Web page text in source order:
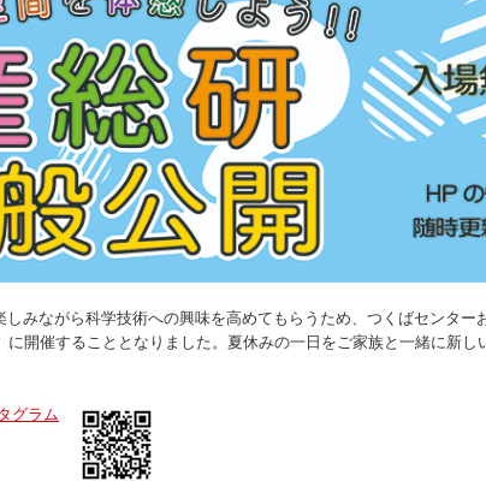
みながら科学技術への興味を高めてもらうため、つくばセンター
開催することとなりました。夏休みの一日をご家族と一緒に新し
グラム